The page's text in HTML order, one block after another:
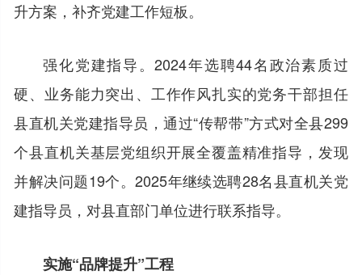
升方案，补齐党建工作短板。
强化党建指导。2024年选聘44名政治素质过
硬、业务能力突出、工作作风扎实的党务干部担任
县直机关党建指导员，通过“传帮带”方式对全县299
个县直机关基层党组织开展全覆盖精准指导，发现
并解决问题19个。2025年继续选聘28名县直机关党
建指导员，对县直部门单位进行联系指导。
实施“品牌提升”工程